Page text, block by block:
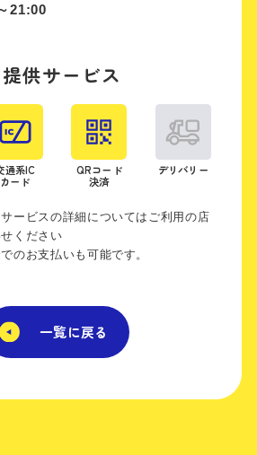
21:00
供サービス
通系IC
カード
QRコード
決済
デリバリー
ービスの詳細についてはご利用の店
ください
のお支払いも可能です。
一覧に戻る